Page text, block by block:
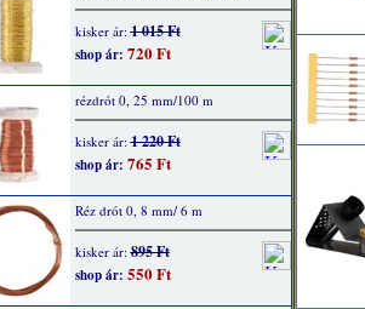
kisker ár:1 015 Ft
shop ár: 720 Ft
rézdrót 0, 25 mm/100 m
kisker ár:1 220 Ft
shop ár: 765 Ft
Réz drót 0, 8 mm/ 6 m
kisker ár:895 Ft
shop ár: 550 Ft